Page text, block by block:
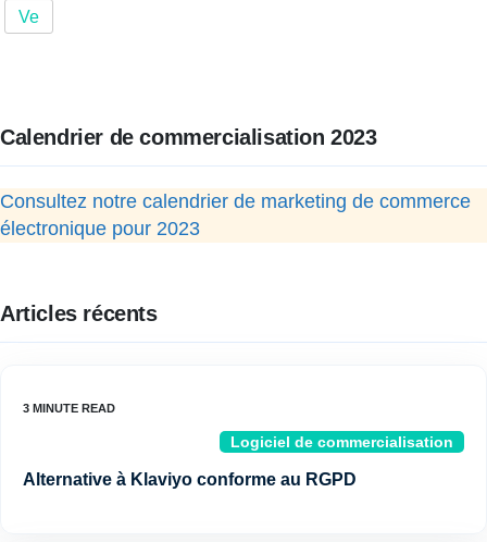
Ve
Calendrier de commercialisation 2023
Consultez notre calendrier de marketing de commerce
électronique pour 2023
Articles récents
Logiciel de commercialisation
Alternative à Klaviyo conforme au RGPD